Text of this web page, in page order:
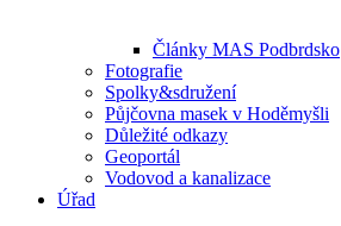
Články MAS Podbrdsko
Fotografie
Spolky&sdružení
Půjčovna masek v Hoděmyšli
Důležité odkazy
Geoportál
Vodovod a kanalizace
Úřad